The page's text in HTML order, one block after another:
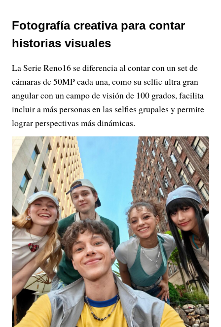
Fotografía creativa para contar
historias visuales
La Serie Reno16 se diferencia al contar con un set de
cámaras de 50MP cada una, como su selfie ultra gran
angular con un campo de visión de 100 grados, facilita
incluir a más personas en las selfies grupales y permite
lograr perspectivas más dinámicas.